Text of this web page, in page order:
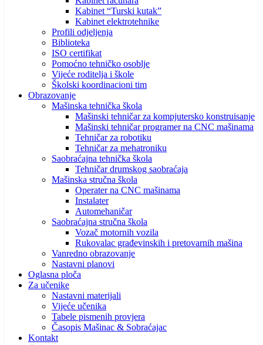
Kabinet “Turski kutak”
Kabinet elektrotehnike
Profili odjeljenja
Biblioteka
ISO certifikat
Pomoćno tehničko osoblje
Vijeće roditelja i škole
Školski koordinacioni tim
Obrazovanje
Mašinska tehnička škola
Mašinski tehničar za kompjutersko konstruisanje
Mašinski tehničar programer na CNC mašinama
Tehničar za robotiku
Tehničar za mehatroniku
Saobraćajna tehnička škola
Tehničar drumskog saobraćaja
Mašinska stručna škola
Operater na CNC mašinama
Instalater
Automehaničar
Saobraćajna stručna škola
Vozač motornih vozila
Rukovalac građevinskih i pretovarnih mašina
Vanredno obrazovanje
Nastavni planovi
Oglasna ploča
Za učenike
Nastavni materijali
Vijeće učenika
Tabele pismenih provjera
Časopis Mašinac & Sobraćajac
Kontakt